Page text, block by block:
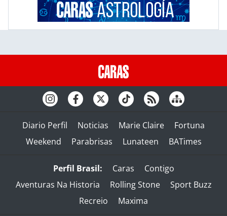
Diario Perfil Noticias Marie Claire
Fortuna
Weekend
Parabrisas Lunateen BATimes
Perfil Brasil: Caras
Contigo
Aventuras Na Historia
Rolling Stone
Sport Buzz
Recreio
Maxima